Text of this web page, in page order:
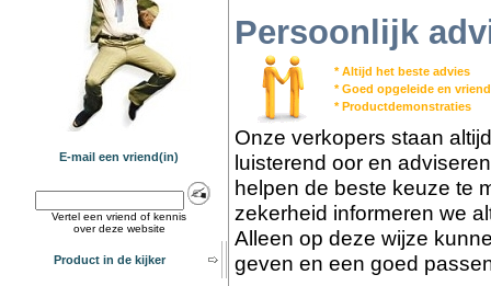
E-mail een vriend(in)
Vertel een vriend of kennis
over deze website
Product in de kijker
Persoonlijk
* Altijd het beste advies
* Goed opgeleide en
* Productdemonstraties
Onze verkopers staan
luisterend oor en
helpen de beste keuze te
zekerheid informeren we
Alleen op deze wijze
geven en een goed